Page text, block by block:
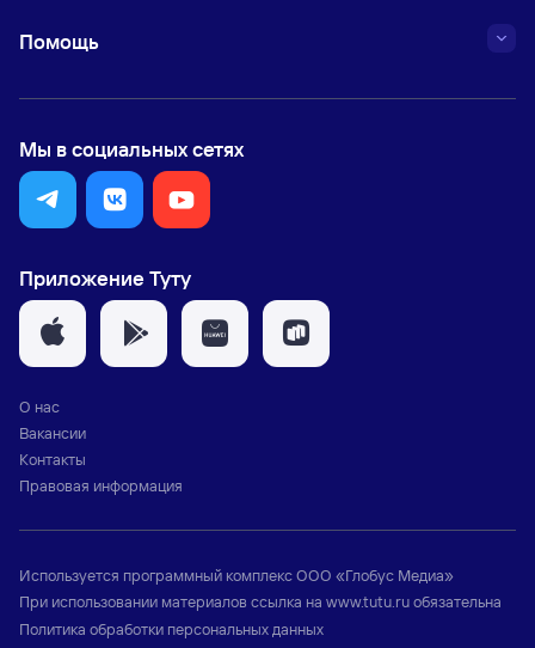
Помощь
Мы в социальных сетях
Приложение Туту
О нас
Вакансии
Контакты
Правовая информация
Используется программный комплексООО «Глобус Медиа»
При использовании материалов ссылка на www.tutu.ruобязательна
Политика обработки персональных данных